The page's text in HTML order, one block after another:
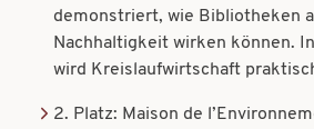
demonstriert, wie Bibliotheken
Nachhaltigkeit wirken können.
wird Kreislaufwirtschaft
2. Platz: Maison de